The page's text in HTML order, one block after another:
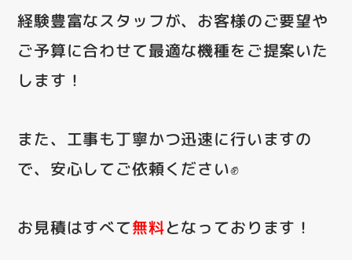
経験豊富なスタッフが、お客様のご要望や
ご予算に合わせて最適な機種をご提案いた
します！
また、工事も丁寧かつ迅速に行いますの
で、安心してご依頼ください✊
お見積はすべて無料となっております！